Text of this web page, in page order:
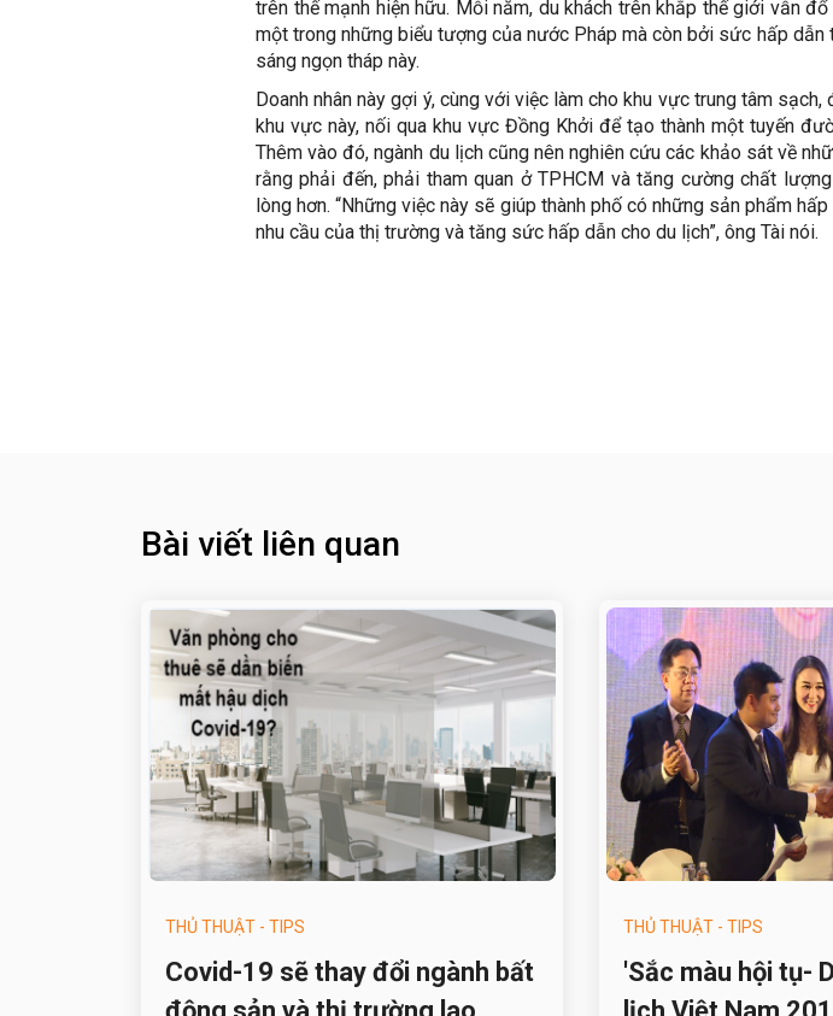
trên thế mạnh hiện hữu. Mỗi năm, du khách trên khắp thế giới vẫn
một trong những biểu tượng của nước Pháp mà còn bởi sức hấp
sáng ngọn tháp này.
Doanh nhân này gợi ý, cùng với việc làm cho khu vực trung tâm
khu vực này, nối qua khu vực Đồng Khởi để tạo thành một tuyến
Thêm vào đó, ngành du lịch cũng nên nghiên cứu các khảo sát về
rằng phải đến, phải tham quan ở TPHCM và tăng cường chất
lòng hơn. “Những việc này sẽ giúp thành phố có những sản phẩm
nhu cầu của thị trường và tăng sức hấp dẫn cho du lịch”, ông Tài nói.
Bài viết liên quan
THỦ THUẬT - TIPS
Covid-19 sẽ thay đổi ngành bất
THỦ THUẬT - TIPS
'Sắc màu hội tụ-